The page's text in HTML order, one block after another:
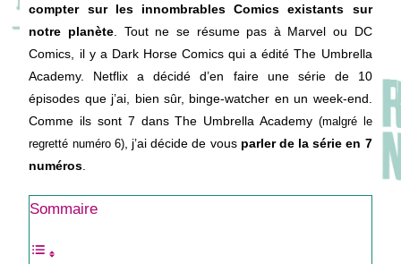
compter sur les innombrables Comics existants sur
notre planète . Tout ne se résume pas à Marvel ou DC
Comics, il y a Dark Horse Comics qui a édité The Umbrella
Academy. Netflix a décidé d’en faire une série de 10
épisodes que j’ai, bien sûr, binge-watcher en un week-end.
Comme ils sont 7 dans The Umbrella Academy (malgré le
regretté numéro 6), j’ai décide de vous parler de la série en 7
numéros
Sommaire